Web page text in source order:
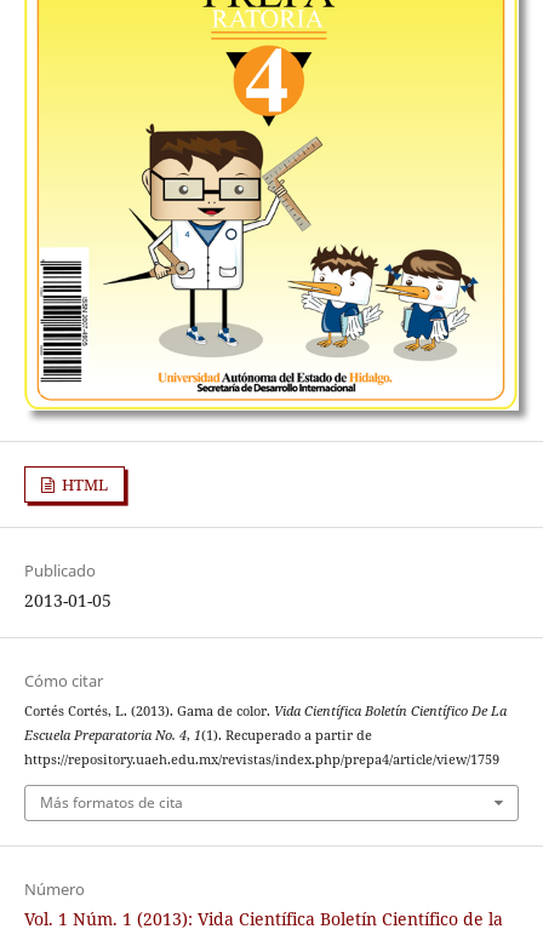
HTML
Publicado
2013-01-05
Cómo citar
Cortés Cortés, L. (2013). Gama de color. Vida Científica Boletín Científico De La
Escuela Preparatoria No. 4, 1(1). Recuperado a partir de
https://repository.uaeh.edu.mx/revistas/index.php/prepa4/article/view/1759
Más formatos de cita
Número
Vol. 1 Núm. 1 (2013): Vida Científica Boletín Científico de la